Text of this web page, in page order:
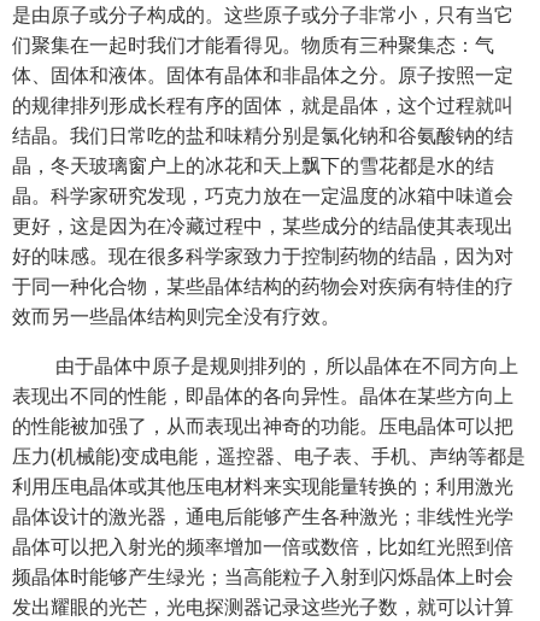
是由原子或分子构成的。这些原子或分子非常小，只有当它
们聚集在一起时我们才能看得见。物质有三种聚集态：气
体、固体和液体。固体有晶体和非晶体之分。原子按照一定
的规律排列形成长程有序的固体，就是晶体，这个过程就叫
结晶。我们日常吃的盐和味精分别是氯化钠和谷氨酸钠的结
晶，冬天玻璃窗户上的冰花和天上飘下的雪花都是水的结
晶。科学家研究发现，巧克力放在一定温度的冰箱中味道会
更好，这是因为在冷藏过程中，某些成分的结晶使其表现出
好的味感。现在很多科学家致力于控制药物的结晶，因为对
于同一种化合物，某些晶体结构的药物会对疾病有特佳的疗
效而另一些晶体结构则完全没有疗效。
由于晶体中原子是规则排列的，所以晶体在不同方向上
表现出不同的性能，即晶体的各向异性。晶体在某些方向上
的性能被加强了，从而表现出神奇的功能。压电晶体可以把
压力(机械能)变成电能，遥控器、电子表、手机、声纳等都是
利用压电晶体或其他压电材料来实现能量转换的；利用激光
晶体设计的激光器，通电后能够产生各种激光；非线性光学
晶体可以把入射光的频率增加一倍或数倍，比如红光照到倍
频晶体时能够产生绿光；当高能粒子入射到闪烁晶体上时会
发出耀眼的光芒，光电探测器记录这些光子数，就可以计算